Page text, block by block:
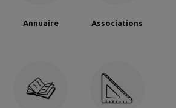
Annuaire Associations